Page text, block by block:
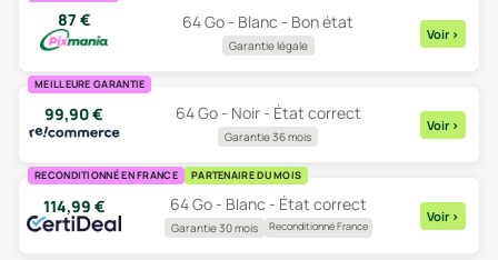
87 € 64 Go - Blanc - Bon état
Garantie légale
Voir >
MEILLEURE GARANTIE
99,90€ 64 Go - Noir - État correct
Garantie 36 mois
Voir >
RECONDITIONNÉ EN FRANCE PARTENAIRE DU MOIS
114,99 € 64 Go - Blanc - État correct
Garantie 30 mois Reconditionné France
Voir >